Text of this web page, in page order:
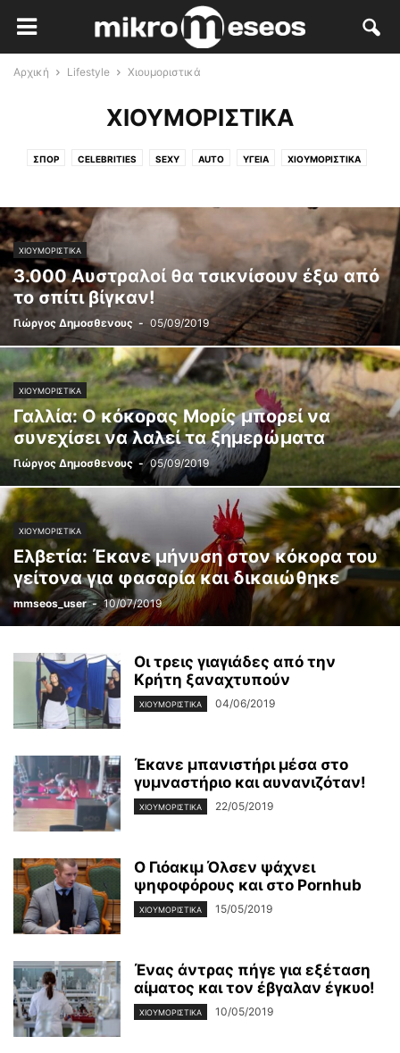
Αρχική Lifestyle Χιουμοριστικά
ΧΙΟΥΜΟΡΙΣΤΙΚΆ
ΣΠΟΡ CELEBRITIES SEXY AUTO ΥΓΕΊΑ ΧΙΟΥΜΟΡΙΣΤΙΚΆ
ΧΙΟΥΜΟΡΙΣΤΙΚΆ
3.000 Αυστραλοί θα τσικνίσουν έξω από
το σπίτι βίγκαν!
Γιώργος Δημοσθενους - 05/09/2019
ΧΙΟΥΜΟΡΙΣΤΙΚΆ
Γαλλία: Ο κόκορας Μορίς μπορεί να
συνεχίσει να λαλεί τα ξημερώματα
Γιώργος Δημοσθενους - 05/09/2019
ΧΙΟΥΜΟΡΙΣΤΙΚΆ
Ελβετία: Έκανε μήνυση στον κόκορα του
γείτονα για φασαρία και δικαιώθηκε
mmseos_user - 10/07/2019
Οι τρεις γιαγιάδες από την
Κρήτη ξαναχτυπούν
ΧΙΟΥΜΟΡΙΣΤΙΚΆ 04/06/2019
Έκανε μπανιστήρι μέσα στο
γυμναστήριο και αυνανιζόταν!
ΧΙΟΥΜΟΡΙΣΤΙΚΆ 22/05/2019
Ο Γιόακιμ Όλσεν ψάχνει
ψηφοφόρους και στο Pornhub
ΧΙΟΥΜΟΡΙΣΤΙΚΆ 15/05/2019
Ένας άντρας πήγε για εξέταση
αίματος και τον έβγαλαν έγκυο!
ΧΙΟΥΜΟΡΙΣΤΙΚΆ 10/05/2019